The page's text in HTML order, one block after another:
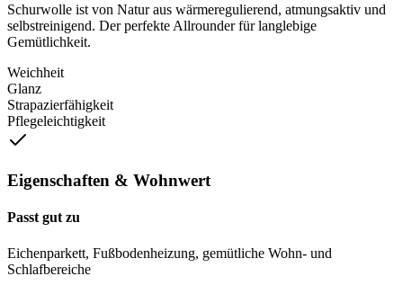
Schurwolle ist von Natur aus wärmeregulierend, atmungsaktiv und
selbstreinigend. Der perfekte Allrounder für langlebige
Gemütlichkeit.
Weichheit
Glanz
Strapazierfähigkeit
Pflegeleichtigkeit
Eigenschaften & Wohnwert
Passt gut zu
Eichenparkett, Fußbodenheizung, gemütliche Wohn- und
Schlafbereiche